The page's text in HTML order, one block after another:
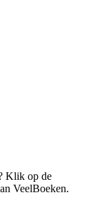
Klik op de
VeelBoeken.